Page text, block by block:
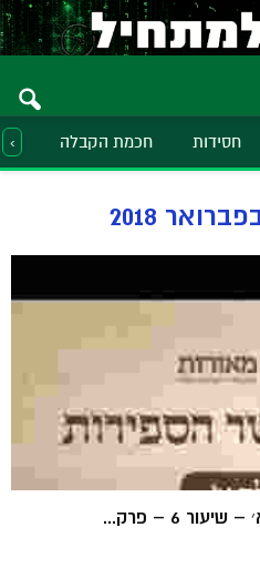
חסידות חכמת הקבלה ‹
6 – פרק...